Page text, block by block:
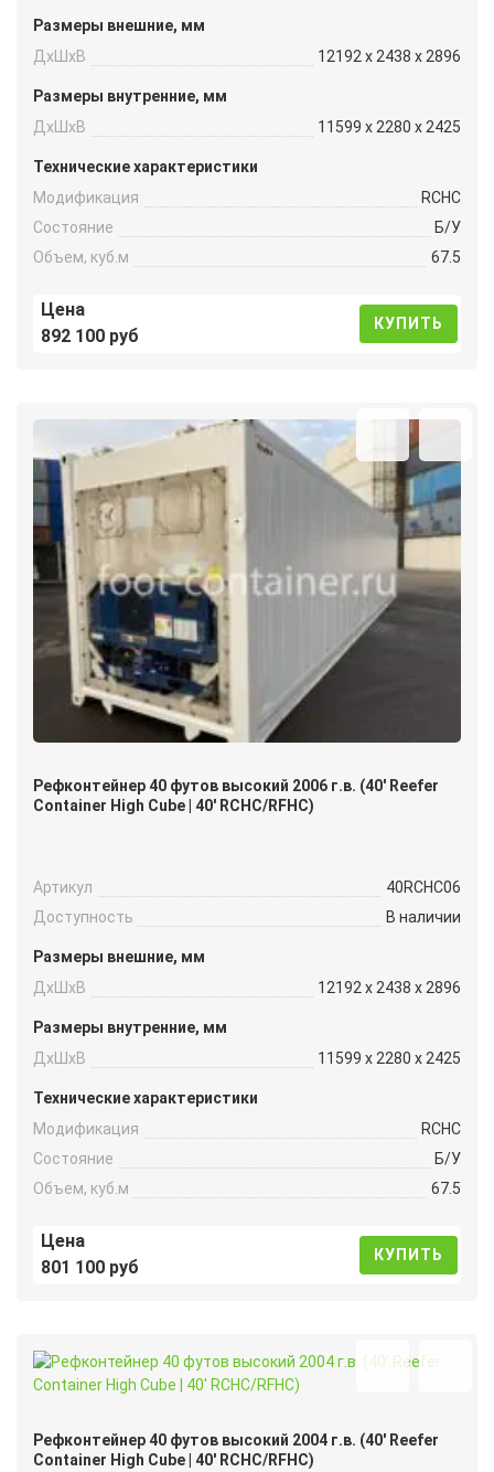
Размеры внешние, мм
ДxШxВ
12192 x 2438 x 2896
Размеры внутренние, мм
ДxШxВ
11599 x 2280 x 2425
Технические характеристики
Модификация
RCHC
Состояние
Б/У
Объем, куб.м
67.5
Цена
892 100 руб
КУПИТЬ
Рефконтейнер 40 футов высокий 2006 г.в. (40′ Reefer
Container High Cube | 40′ RCHC/RFHC)
Артикул
40RCHC06
Доступность
В наличии
Размеры внешние, мм
ДxШxВ
12192 x 2438 x 2896
Размеры внутренние, мм
ДxШxВ
11599 x 2280 x 2425
Технические характеристики
Модификация
RCHC
Состояние
Б/У
Объем, куб.м
67.5
Цена
801 100 руб
КУПИТЬ
Рефконтейнер 40 футов высокий 2004 г.в. (40′ Reefer
Container High Cube | 40′ RCHC/RFHC)